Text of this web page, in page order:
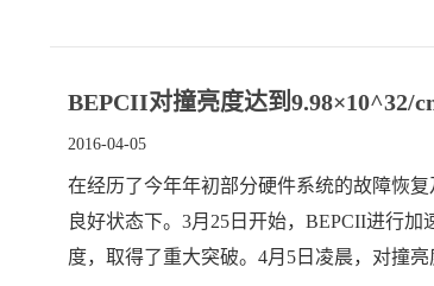
BEPCII对撞亮度达到9.98×10^32/
2016-04-05
在经历了今年年初部分硬件系统的故障恢
良好状态下。3月25日开始，BEPCII进行
度，取得了重大突破。4月5日凌晨，对撞亮